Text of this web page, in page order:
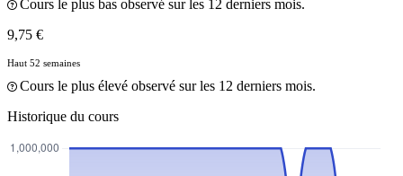
Cours le plus bas observé sur les 12 derniers mois.
9,75 €
Haut 52 semaines
Cours le plus élevé observé sur les 12 derniers mois.
Historique du cours